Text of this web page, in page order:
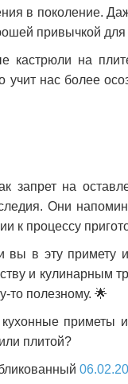
в поколение.
привычкой
кастрюли на
учит нас более
запрет на
Они
к процессу
вы в эту
и кулинарным
то полезному. 🌟
приметы
плитой?